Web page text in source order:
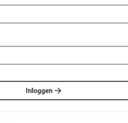
Inloggen